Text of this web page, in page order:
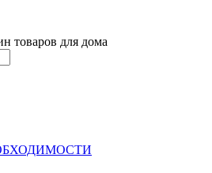
товаров для дома